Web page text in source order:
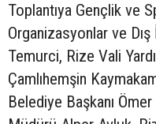
Toplantıya Gençlik ve
Organizasyonlar ve
Temurci, Rize Vali
Çamlıhemşin
Belediye Başkanı